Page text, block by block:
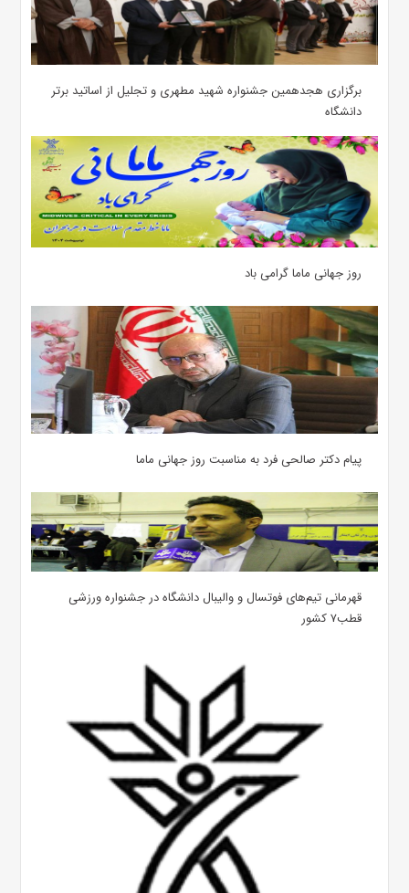
برگزاری هجدهمین جشنواره شهید مطهری و تجلیل از اساتید برتر
دانشگاه
روز جهانی ماما گرامی باد
پیام دکتر صالحی فرد به مناسبت روز جهانی ماما
قهرمانی تیم‌های فوتسال و والیبال دانشگاه در جشنواره ورزشی
قطب۷ کشور